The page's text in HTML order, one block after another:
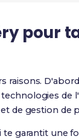
pour
de
de gestion de
garantit une